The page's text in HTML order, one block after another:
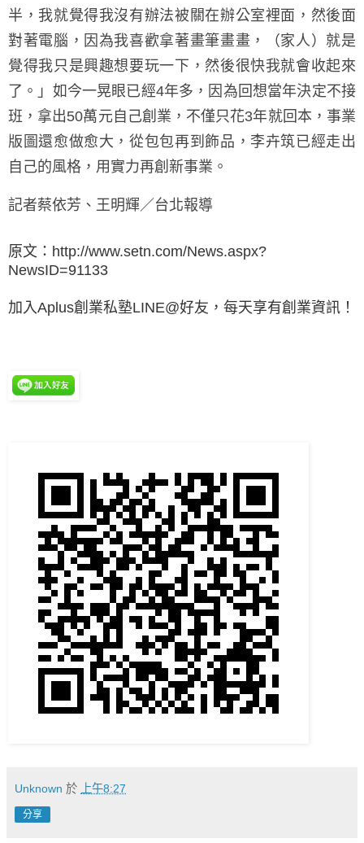
半，我就覺得我沒有辦法被關在辦公室裡面，然後面
對著電腦，因為我喜歡拿著畫筆畫畫，（家人）就是
覺得我只是興趣想要玩一下，然後很快我就會收起來
了。」如今一晃眼已經4年多，因為回想當年決定不接
班，拿出50萬元自己創業，不僅只花3年就回本，事業
版圖還愈做愈大，從包包再到飾品，李卉筑已經走出
自己的風格，用實力再創新事業。
記者蔡依芳、王明輝／台北報導
原文： http://www.setn.com/News.aspx?
NewsID=91133
加入Aplus創業私塾LINE@好友，每天享有創業資訊！
Unknown 於 上午8:27
分享